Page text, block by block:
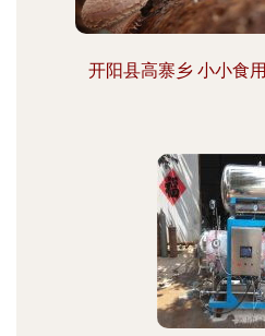
开阳县高寨乡 小小食